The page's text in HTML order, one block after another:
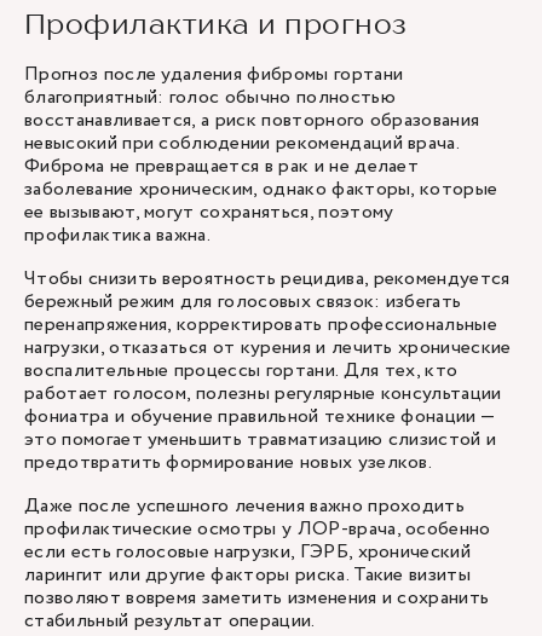
Профилактика и прогноз
Прогноз после удаления фибромы гортани
благоприятный: голос обычно полностью
восстанавливается, а риск повторного образования
невысокий при соблюдении рекомендаций врача.
Фиброма не превращается в рак и не делает
заболевание хроническим, однако факторы, которые
ее вызывают, могут сохраняться, поэтому
профилактика важна.
Чтобы снизить вероятность рецидива, рекомендуется
бережный режим для голосовых связок: избегать
перенапряжения, корректировать профессиональные
нагрузки, отказаться от курения и лечить хронические
воспалительные процессы гортани. Для тех, кто
работает голосом, полезны регулярные консультации
фониатра и обучение правильной технике фонации —
это помогает уменьшить травматизацию слизистой и
предотвратить формирование новых узелков.
Даже после успешного лечения важно проходить
профилактические осмотры у ЛОР-врача, особенно
если есть голосовые нагрузки, ГЭРБ, хронический
ларингит или другие факторы риска. Такие визиты
позволяют вовремя заметить изменения и сохранить
стабильный результат операции.